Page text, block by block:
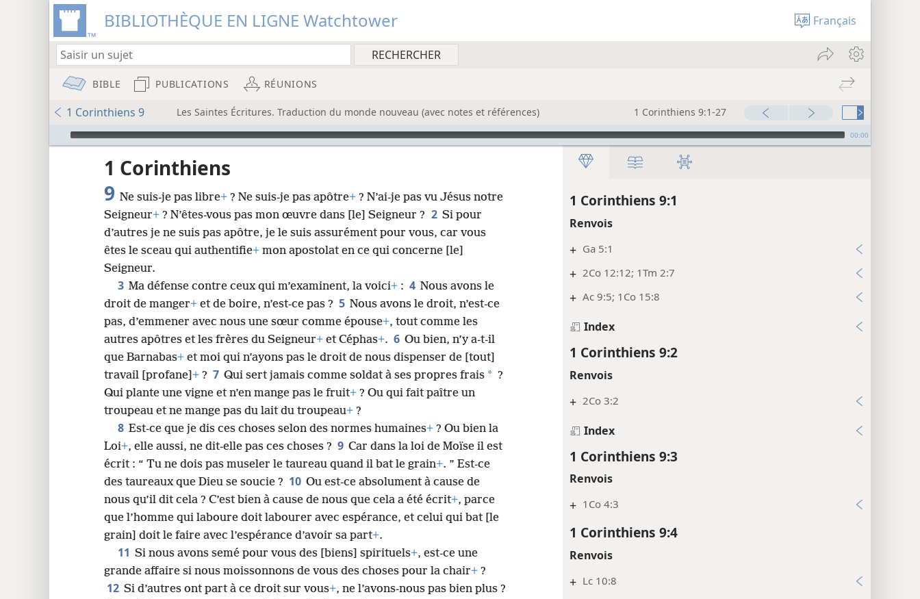
BIBLIOTHÈQUE EN LIGNE Watchtower Français
BIBLE PUBLICATIONS RÉUNIONS
1 Corinthiens 9 Les Saintes Écritures. Traduction du monde nouveau (avec notes et références) 1 Corinthiens 9:1-27
Audio Player 00:00
1 Corinthiens 9:1
Renvois
+ Ga 5:1
+ 2Co 12:12; 1Tm 2:7
+ Ac 9:5; 1Co 15:8
Index
1 Corinthiens 9:2
Renvois
+ 2Co 3:2
Index
1 Corinthiens 9:3
Renvois
+ 1Co 4:3
1 Corinthiens 9:4
Renvois
+ Lc 10:8
1 Corinthiens
9 Ne suis-​je pas libre+ ? Ne suis-​je pas apôtre+ ? N’ai-​je pas vu Jésus notre
Seigneur+ ? N’êtes-​vous pas mon œuvre dans [le] Seigneur ? 2 Si pour
d’autres je ne suis pas apôtre, je le suis assurément pour vous, car vous
êtes le sceau qui authentifie+ mon apostolat en ce qui concerne [le]
Seigneur.
3 Ma défense contre ceux qui m’examinent, la voici+ : 4 Nous avons le
droit de manger+ et de boire, n’est-​ce pas ? 5 Nous avons le droit, n’est-​ce
pas, d’emmener avec nous une sœur comme épouse+, tout comme les
autres apôtres et les frères du Seigneur+ et Céphas+. 6 Ou bien, n’y a-​t-​il
que Barnabas+ et moi qui n’ayons pas le droit de nous dispenser de [tout]
travail [profane]+ ? 7 Qui sert jamais comme soldat à ses propres frais * ?
Qui plante une vigne et n’en mange pas le fruit+ ? Ou qui fait paître un
troupeau et ne mange pas du lait du troupeau+ ?
8 Est-​ce que je dis ces choses selon des normes humaines+ ? Ou bien la
Loi+, elle aussi, ne dit-​elle pas ces choses ? 9 Car dans la loi de Moïse il est
écrit : “ Tu ne dois pas museler le taureau quand il bat le grain+. ” Est-​ce
des taureaux que Dieu se soucie ? 10 Ou est-​ce absolument à cause de
nous qu’il dit cela ? C’est bien à cause de nous que cela a été écrit+, parce
que l’homme qui laboure doit labourer avec espérance, et celui qui bat [le
grain] doit le faire avec l’espérance d’avoir sa part+.
11 Si nous avons semé pour vous des [biens] spirituels+, est-​ce une
grande affaire si nous moissonnons de vous des choses pour la chair+ ?
12 Si d’autres ont part à ce droit sur vous+, ne l’avons-​nous pas bien plus ?